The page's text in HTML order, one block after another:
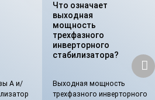
А и/
Что означает
выходная
мощность
трехфазного
инверторного
стабилизатора?
Выходная мощность
трехфазного инверторного